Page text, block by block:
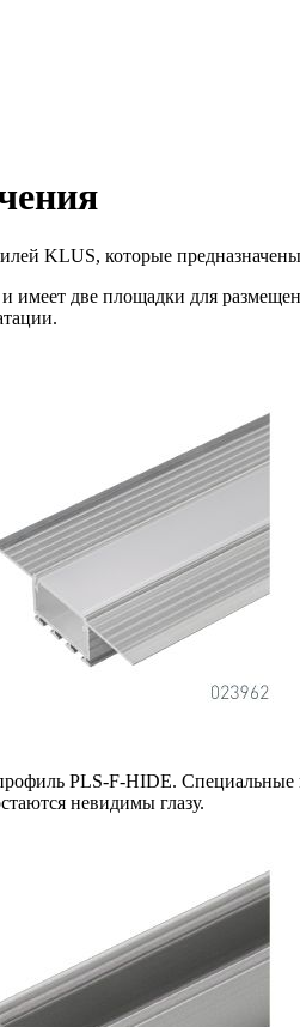
KLUS, которые
две площадки для
PLS-F-HIDE.
невидимы глазу.